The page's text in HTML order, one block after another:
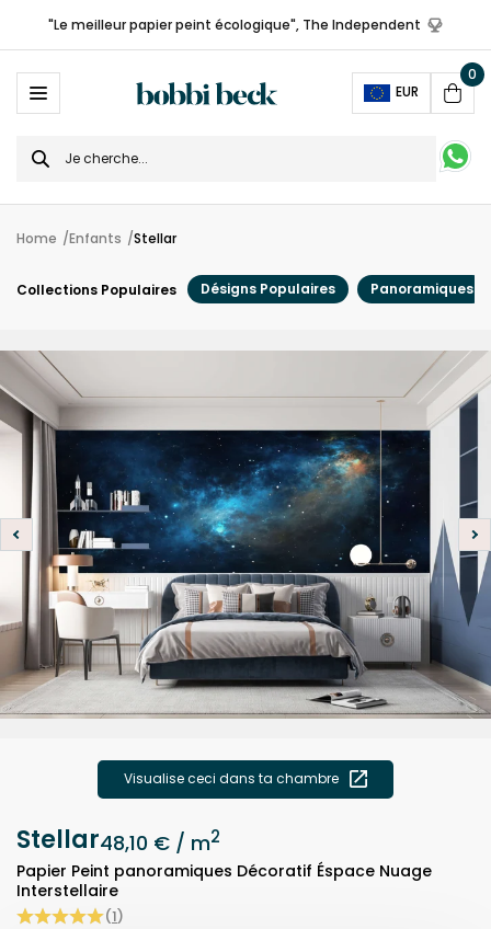
"Le meilleur papier peint écologique", The Independent
EUR
Cart
0
Search
for
Home Enfants Stellar
Collections Populaires Désigns Populaires Panoramiques
Visualise ceci dans ta chambre
Stellar48,10 € / m2
Papier Peint panoramiques Décoratif Éspace Nuage
Interstellaire
(1)